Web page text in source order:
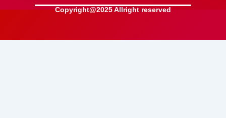
Copyright@2025 Allright reserved